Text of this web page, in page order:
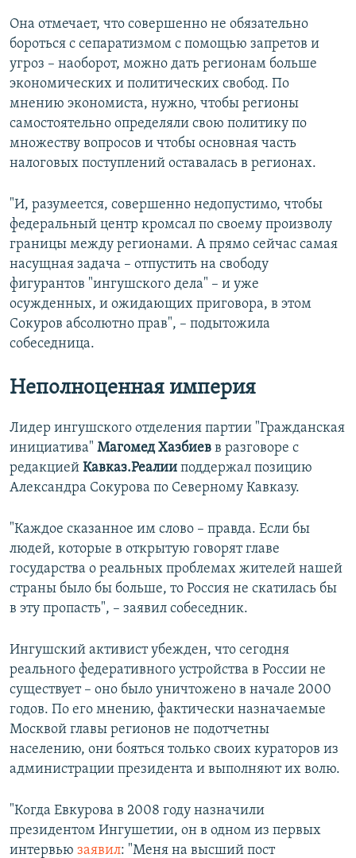
Она отмечает, что совершенно не обязательно
бороться с сепаратизмом с помощью запретов и
угроз – наоборот, можно дать регионам больше
экономических и политических свобод. По
мнению экономиста, нужно, чтобы регионы
самостоятельно определяли свою политику по
множеству вопросов и чтобы основная часть
налоговых поступлений оставалась в регионах.
"И, разумеется, совершенно недопустимо, чтобы
федеральный центр кромсал по своему произволу
границы между регионами. А прямо сейчас самая
насущная задача – отпустить на свободу
фигурантов "ингушского дела" – и уже
осужденных, и ожидающих приговора, в этом
Сокуров абсолютно прав", – подытожила
собеседница.
Неполноценная империя
Лидер ингушского отделения партии "Гражданская
инициатива" Магомед Хазбиев в разговоре с
редакцией Кавказ.Реалии поддержал позицию
Александра Сокурова по Северному Кавказу.
"Каждое сказанное им слово – правда. Если бы
людей, которые в открытую говорят главе
государства о реальных проблемах жителей нашей
страны было бы больше, то Россия не скатилась бы
в эту пропасть", – заявил собеседник.
Ингушский активист убежден, что сегодня
реального федеративного устройства в России не
существует – оно было уничтожено в начале 2000
годов. По его мнению, фактически назначаемые
Москвой главы регионов не подотчетны
населению, они бояться только своих кураторов из
администрации президента и выполняют их волю.
"Когда Евкурова в 2008 году назначили
президентом Ингушетии, он в одном из первых
интервью заявил: "Меня на высший пост